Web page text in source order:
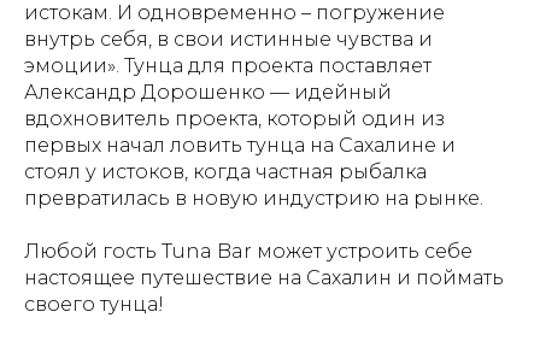
истокам. И одновременно – погружение
внутрь себя, в свои истинные чувства и
эмоции». Тунца для проекта поставляет
Александр Дорошенко — идейный
вдохновитель проекта, который один из
первых начал ловить тунца на Сахалине и
стоял у истоков, когда частная рыбалка
превратилась в новую индустрию на рынке.
Любой гость Tuna Bar может устроить себе
настоящее путешествие на Сахалин и поймать
своего тунца!